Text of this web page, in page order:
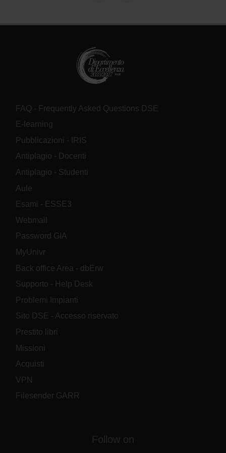
FAQ - Frequently Asked Questions DSE
E-learning
Pubblicazioni - IRIS
Antiplagio - Docenti
Antiplagio - Studenti
Aule
Esami - ESSE3
Webmail
Password GIA
MyUnivr
Back office Area - dbErw
Supporto - Help Desk
Problemi Impianti
Sito DSE - Accesso riservato
Prestito libri
Missioni
Acquisti
VPN
Filesender GARR
Follow on